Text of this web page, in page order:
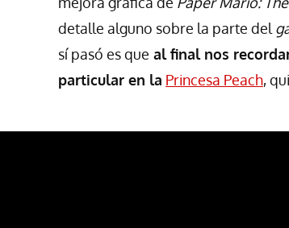
detalle alguno sobre la parte del
sí pasó es que al final nos
particular en la Princesa Peach,